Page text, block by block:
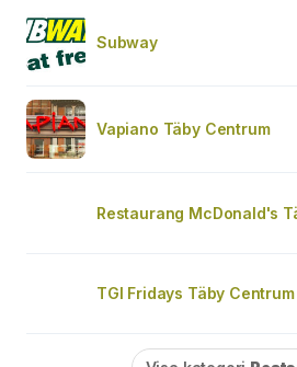
Subway
Vapiano Täby Centrum
Restaurang McDonald's
TGI Fridays Täby Centrum